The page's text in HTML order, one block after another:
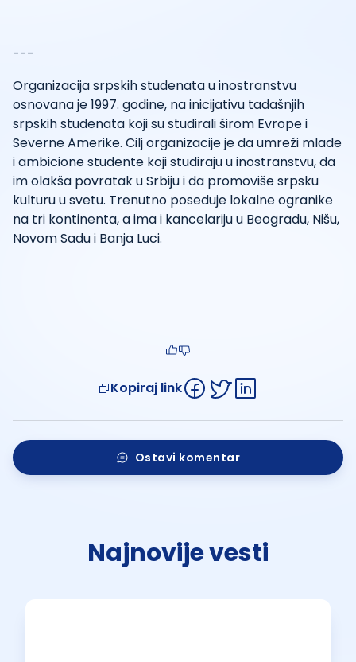
---
Organizacija srpskih studenata u inostranstvu
osnovana je 1997. godine, na inicijativu tadašnjih
srpskih studenata koji su studirali širom Evrope i
Severne Amerike. Cilj organizacije je da umreži mlade
i ambicione studente koji studiraju u inostranstvu, da
im olakša povratak u Srbiju i da promoviše srpsku
kulturu u svetu. Trenutno poseduje lokalne ogranike
na tri kontinenta, a ima i kancelariju u Beogradu, Nišu,
Novom Sadu i Banja Luci.
Kopiraj link
Ostavi komentar
Najnovije vesti